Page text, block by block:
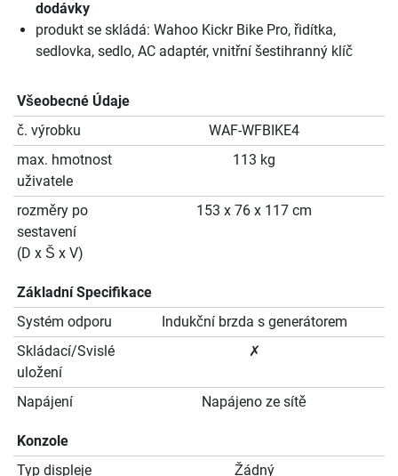
dodávky
produkt se skládá: Wahoo Kickr Bike Pro, řidítka,
sedlovka, sedlo, AC adaptér, vnitřní šestihranný klíč
Všeobecné Údaje
č. výrobku
WAF-WFBIKE4
max. hmotnost
uživatele
113 kg
rozměry po
sestavení
(D x Š x V)
153 x 76 x 117 cm
Základní Specifikace
Systém odporu
Indukční brzda s generátorem
Skládací/Svislé
uložení
✗
Napájení Napájeno ze sítě
Konzole
Typ displeje
Žádný